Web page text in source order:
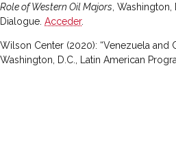
Role of Western Oil Majors ,
Dialogue. Acceder.
Wilson Center (2020): “Venezuela and
Washington, D.C., Latin American